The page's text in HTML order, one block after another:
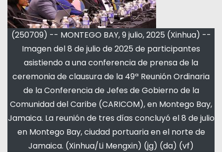
(250709) -- MONTEGO BAY, 9 julio, 2025 (Xinhua) --
Imagen del 8 de julio de 2025 de participantes
asistiendo a una conferencia de prensa de la
ceremonia de clausura de la 49ª Reunión Ordinaria
de la Conferencia de Jefes de Gobierno de la
Comunidad del Caribe (CARICOM), en Montego Bay,
Jamaica. La reunión de tres días concluyó el 8 de julio
en Montego Bay, ciudad portuaria en el norte de
Jamaica. (Xinhua/Li Mengxin) (jg) (da) (vf)